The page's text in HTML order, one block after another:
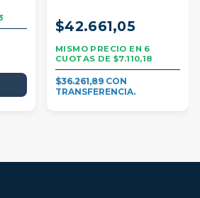
1 METRO
$42.661,05
6
$7.110,18
$36.261,89